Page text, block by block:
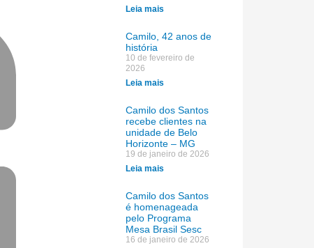
Leia mais
Camilo, 42 anos de
história
10 de fevereiro de
2026
Leia mais
Camilo dos Santos
recebe clientes na
unidade de Belo
Horizonte – MG
19 de janeiro de 2026
Leia mais
Camilo dos Santos
é homenageada
pelo Programa
Mesa Brasil Sesc
16 de janeiro de 2026